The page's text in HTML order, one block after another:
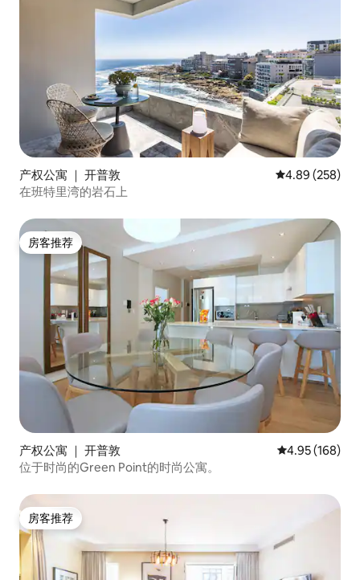
产权公寓 ｜ 开普敦 平均评分 4.89
4.89 (258)
在班特里湾的岩石上
房客推荐
房客推荐
产权公寓 ｜ 开普敦 平均评分 4.95
4.95 (168)
位于时尚的Green Point的时尚公寓。
房客推荐
房客推荐